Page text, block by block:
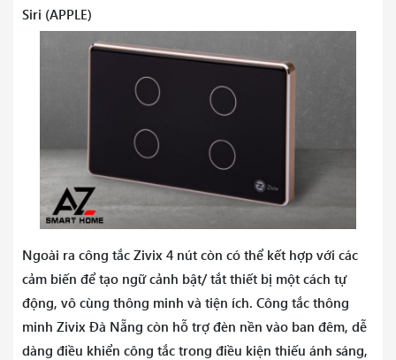
Siri (APPLE)
Ngoài ra công tắc Zivix 4 nút còn có thể kết hợp với các
cảm biến để tạo ngữ cảnh bật/ tắt thiết bị một cách tự
động, vô cùng thông minh và tiện ích. Công tắc thông
minh Zivix Đà Nẵng còn hỗ trợ đèn nền vào ban đêm, dễ
dàng điều khiển công tắc trong điều kiện thiếu ánh sáng,